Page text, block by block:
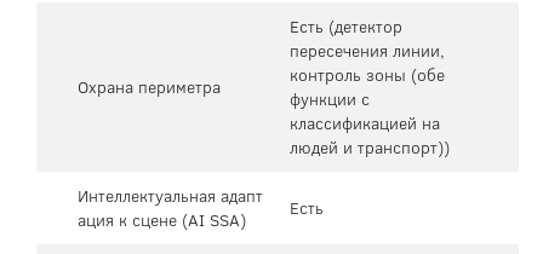
Охрана периметра
Есть (детектор
пересечения линии,
контроль зоны (обе
функции с
классификацией на
людей и транспорт))
Интеллектуальная адапт
ация к сцене (AI SSA)
Есть